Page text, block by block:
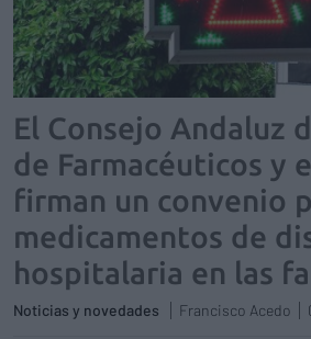
El Consejo Andaluz
de Farmacéuticos y
firman un convenio
medicamentos de
hospitalaria en las
Noticias y novedades Francisco Acedo